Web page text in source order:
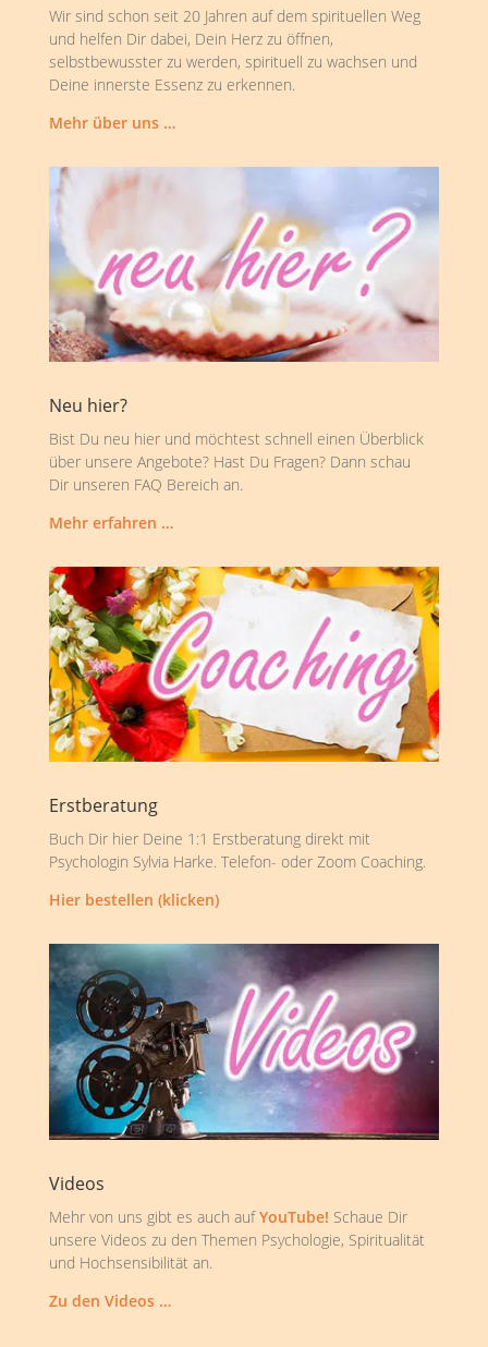
Wir sind schon seit 20 Jahren auf dem spirituellen Weg
und helfen Dir dabei, Dein Herz zu öffnen,
selbstbewusster zu werden, spirituell zu wachsen und
Deine innerste Essenz zu erkennen.
Mehr über uns …
Neu hier?
Bist Du neu hier und möchtest schnell einen Überblick
über unsere Angebote? Hast Du Fragen? Dann schau
Dir unseren FAQ Bereich an.
Mehr erfahren …
Erstberatung
Buch Dir hier Deine 1:1 Erstberatung direkt mit
Psychologin Sylvia Harke. Telefon- oder Zoom Coaching.
Hier bestellen (klicken)
Videos
Mehr von uns gibt es auch aufYouTube! Schaue Dir
unsere Videos zu den Themen Psychologie, Spiritualität
und Hochsensibilität an.
Zu den Videos …